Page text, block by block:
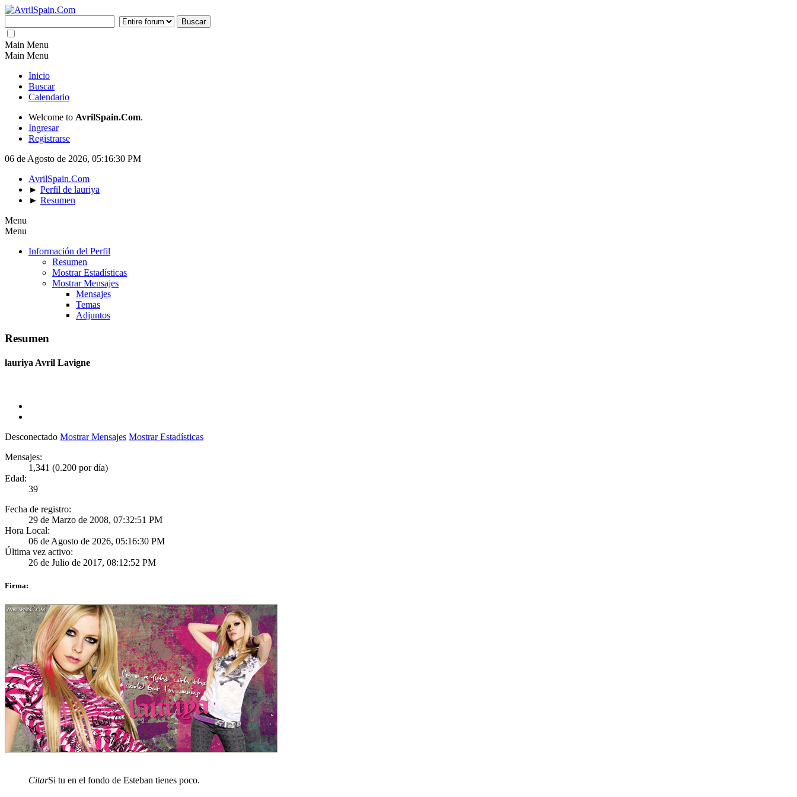
Main Menu
Main Menu
Inicio
Buscar
Calendario
Welcome to AvrilSpain.Com.
Ingresar
Registrarse
06 de Agosto de 2026, 05:16:30 PM
AvrilSpain.Com
► Perfil de lauriya
► Resumen
Menu
Menu
Información del Perfil
Resumen
Mostrar Estadísticas
Mostrar Mensajes
Mensajes
Temas
Adjuntos
Resumen
lauriya Avril Lavigne
Desconectado Mostrar Mensajes Mostrar Estadísticas
Mensajes:
1,341 (0.200 por día)
Edad:
39
Fecha de registro:
29 de Marzo de 2008, 07:32:51 PM
Hora Local:
06 de Agosto de 2026, 05:16:30 PM
Última vez activo:
26 de Julio de 2017, 08:12:52 PM
Firma:
CitarSi tu en el fondo de Esteban tienes poco.